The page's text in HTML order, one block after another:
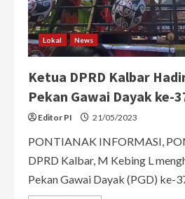
Lokal News
Ketua DPRD Kalbar
Pekan Gawai Dayak ke-
Editor PI 21/05/2023
PONTIANAK INFORMASI,
DPRD Kalbar, M Kebing L
Pekan Gawai Dayak (PGD) ke-